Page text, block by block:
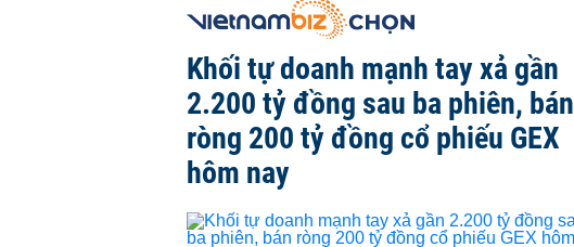
Khối tự doanh mạnh tay xả gần
2.200 tỷ đồng sau ba phiên, bán
ròng 200 tỷ đồng cổ phiếu GEX
hôm nay